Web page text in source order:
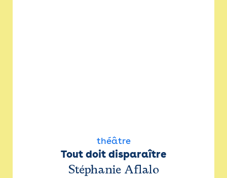
théâtre
Tout doit disparaître
Stéphanie Aflalo